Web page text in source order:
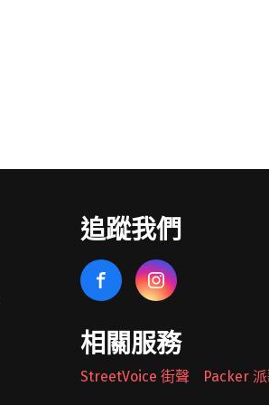
追蹤我們
相關服務
StreetVoice 街聲 Packer